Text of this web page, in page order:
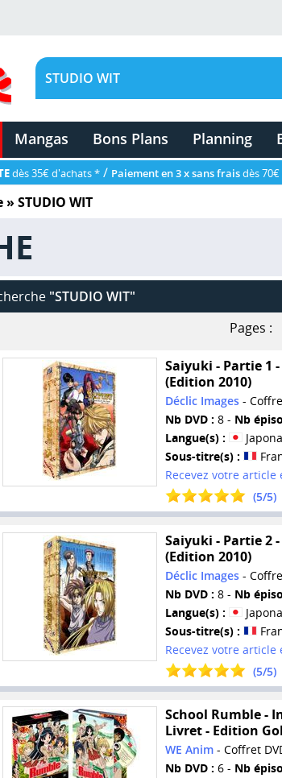
Mangas Bons Plans Planning
dès 35€ d'achats * / Paiement en 3 x sans fraisdès
» STUDIO WIT
"STUDIO WIT"
Pages :
Saiyuki - Partie 1
(Edition 2010)
Déclic Images-
Nb DVD : 8 - Nb
Langue(s) :
Sous-titre(s) :
Recevez votre article
(5/5)
Saiyuki - Partie 2
(Edition 2010)
Déclic Images-
Nb DVD : 8 - Nb
Langue(s) :
Sous-titre(s) :
Recevez votre article
(5/5)
School Rumble -
Livret - Edition
WE Anim- Coffret
Nb DVD : 6 - Nb